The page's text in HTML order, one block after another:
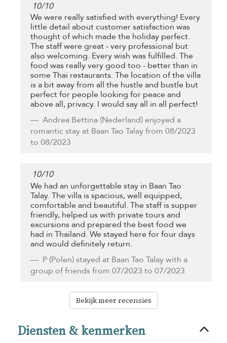
10/10
We were really satisfied with everything! Every
little detail about customer satisfaction was
thought of which made the holiday perfect.
The staff were great - very professional but
also welcoming. Every wish was fulfilled. The
food was really very good too - better than in
some Thai restaurants. The location of the villa
is a bit away from all the hustle and bustle but
perfect for people looking for peace and
above all, privacy. I would say all in all perfect!
Andrea Bettina (Nederland) enjoyed a
romantic stay at Baan Tao Talay from 08/2023
to 08/2023
10/10
We had an unforgettable stay in Baan Tao
Talay. The villa is spacious, well equipped,
comfortable and beautiful. The staff is supper
friendly, helped us with private tours and
excursions and prepared the best food we
had in Thailand. We stayed here for four days
and would definitely return.
P (Polen) stayed at Baan Tao Talay with a
group of friends from 07/2023 to 07/2023
Bekijk meer recensies
Diensten & kenmerken